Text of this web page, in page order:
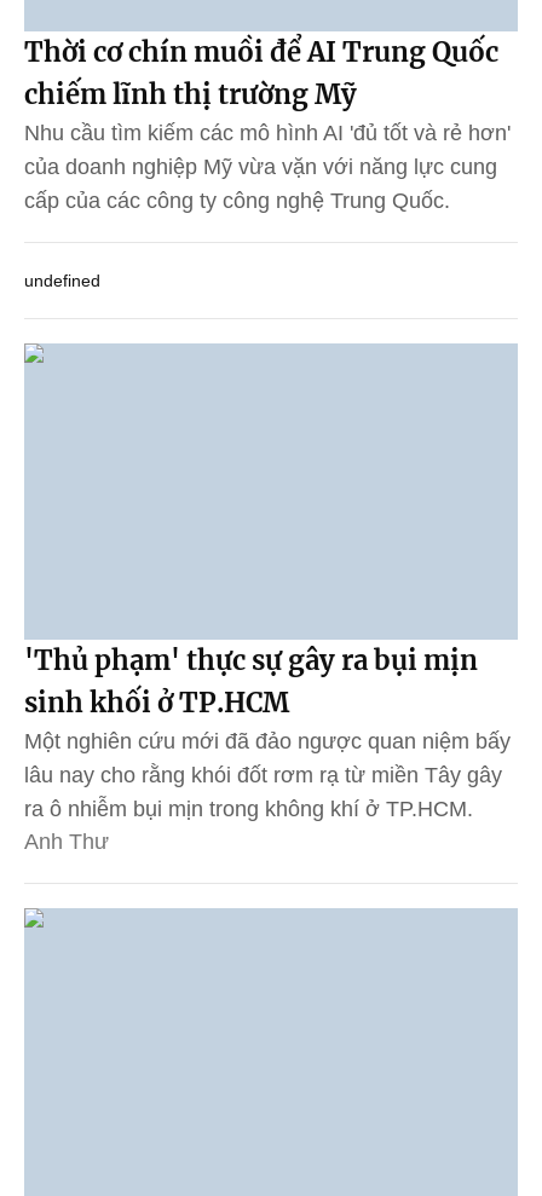
Thời cơ chín muồi để AI Trung Quốc
chiếm lĩnh thị trường Mỹ
Nhu cầu tìm kiếm các mô hình AI 'đủ tốt và rẻ hơn'
của doanh nghiệp Mỹ vừa vặn với năng lực cung
cấp của các công ty công nghệ Trung Quốc.
undefined
'Thủ phạm' thực sự gây ra bụi mịn
sinh khối ở TP.HCM
Một nghiên cứu mới đã đảo ngược quan niệm bấy
lâu nay cho rằng khói đốt rơm rạ từ miền Tây gây
ra ô nhiễm bụi mịn trong không khí ở TP.HCM.
Anh Thư